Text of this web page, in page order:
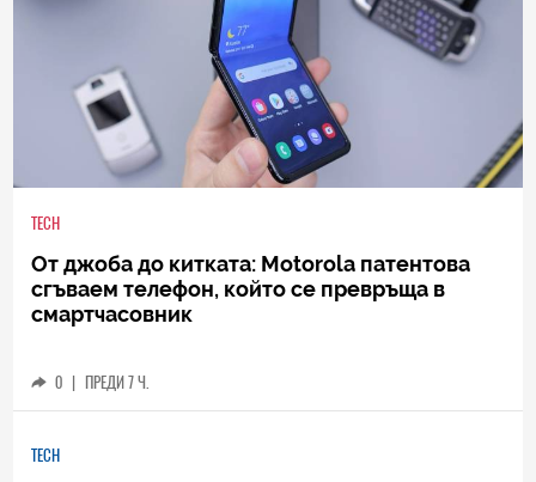
TECH
От джоба до китката: Motorola патентова
сгъваем телефон, който се превръща в
смартчасовник
0 | ПРЕДИ 7 Ч.
TECH